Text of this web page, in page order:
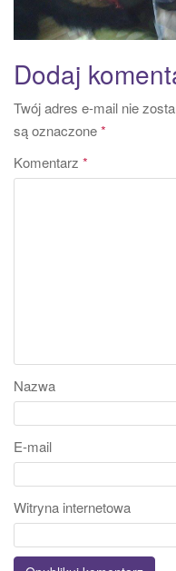
Dodaj
Twój adres e-mail nie
są oznaczone*
Komentarz *
Nazwa
E-mail
Witryna internetowa